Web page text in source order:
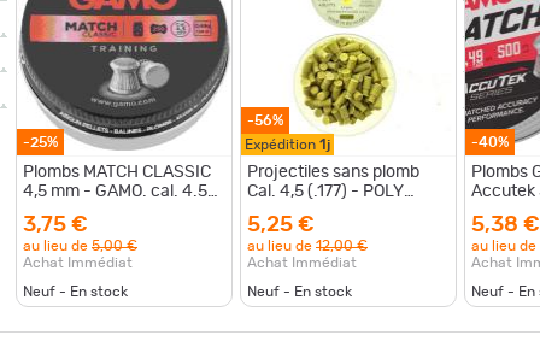
-25%
Plombs MATCH CLASSIC
4,5 mm - GAMO. cal. 4.5
3,75 €
au lieu de 5,00 €
Achat Immédiat
Neuf - En stock
-56%
Expédition 1j
Projectiles sans plomb
Cal. 4,5 (.177) - POLY
5,25 €
au lieu de 12,00 €
Achat Immédiat
Neuf - En stock
-40%
Plombs
Accutek
4.5 mm
5,38 €
au lieu de
Achat
Neuf - En